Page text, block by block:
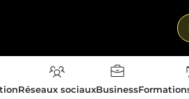
Réseaux sociauxBusiness